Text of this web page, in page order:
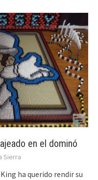
en el dominó
Sierra
ha querido rendir su